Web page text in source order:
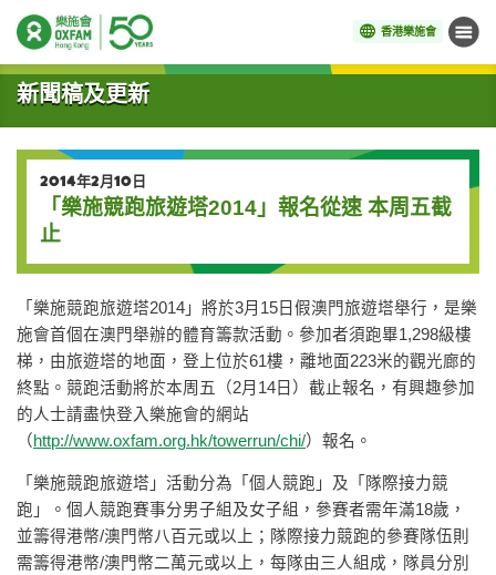
香港樂施會 目錄
開始主要內容
新聞稿及更新
2014年2月10日
「樂施競跑旅遊塔2014」報名從速 本周五截
止
「樂施競跑旅遊塔2014」將於3月15日假澳門旅遊塔舉行，是樂
施會首個在澳門舉辦的體育籌款活動。參加者須跑畢1,298級樓
梯，由旅遊塔的地面，登上位於61樓，離地面223米的觀光廊的
終點。競跑活動將於本周五（2月14日）截止報名，有興趣參加
的人士請盡快登入樂施會的網站
（ http://www.oxfam.org.hk/towerrun/chi/）報名。
「樂施競跑旅遊塔」活動分為「個人競跑」及「隊際接力競
跑」。個人競跑賽事分男子組及女子組，參賽者需年滿18歲，
並籌得港幣/澳門幣八百元或以上；隊際接力競跑的參賽隊伍則
需籌得港幣/澳門幣二萬元或以上，每隊由三人組成，隊員分別